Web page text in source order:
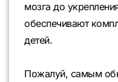
мозга до
обеспечивают
детей.
Пожалуй, самым